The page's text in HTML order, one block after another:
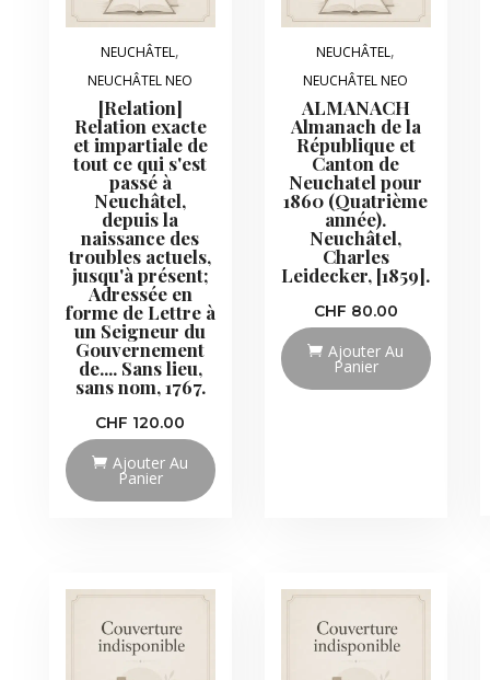
NEUCHÂTEL,
NEUCHÂTEL NEO
[Relation]
Relation exacte
et impartiale de
tout ce qui s'est
passé à
Neuchâtel,
depuis la
naissance des
troubles actuels,
jusqu'à présent;
Adressée en
forme de Lettre à
un Seigneur du
Gouvernement
de.... Sans lieu,
sans nom, 1767.
CHF 120.00
Ajouter Au
Panier
NEUCHÂTEL,
NEUCHÂTEL NEO
ALMANACH
Almanach de la
République et
Canton de
Neuchatel pour
1860 (Quatrième
année).
Neuchâtel,
Charles
Leidecker, [1859].
CHF 80.00
Ajouter Au
Panier